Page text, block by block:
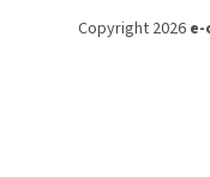
Copyright 2026